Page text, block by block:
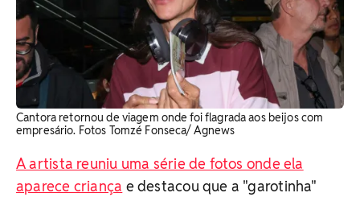
Cantora retornou de viagem onde foi flagrada aos beijos com
empresário. Fotos Tomzé Fonseca/ Agnews
A artista reuniu uma série de fotos onde ela
aparece criança e destacou que a "garotinha"